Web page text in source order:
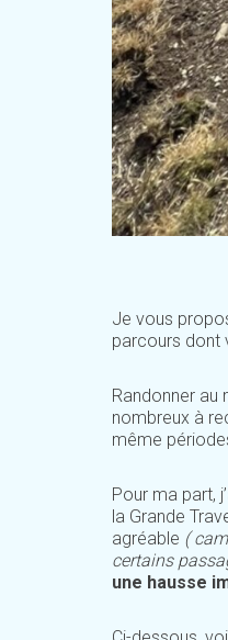
Je vous
parcours dont
Randonner au
nombreux à
même
Pour ma part,
la Grande
agréable (
certains
une hausse